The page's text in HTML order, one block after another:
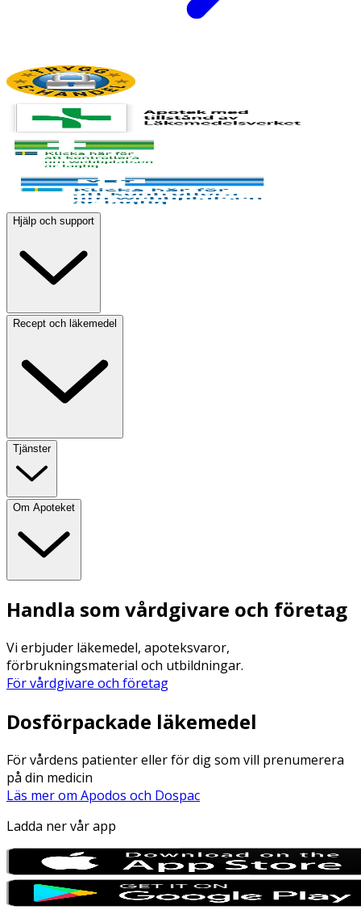
Hjälp och support
Recept och läkemedel
Tjänster
Om Apoteket
Handla som vårdgivare och företag
Vi erbjuder läkemedel, apoteksvaror,
förbrukningsmaterial och utbildningar.
För vårdgivare och företag
Dosförpackade läkemedel
För vårdens patienter eller för dig som vill prenumerera
på din medicin
Läs mer om Apodos och Dospac
Ladda ner vår app